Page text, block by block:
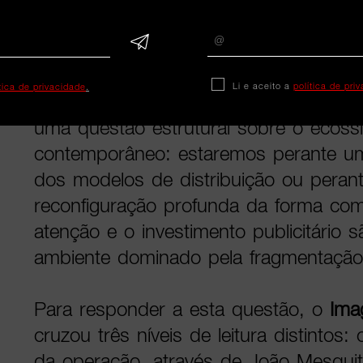
da narrativa editorial.
uma questão estrutural sobre o
contemporâneo: estaremos perante
dos modelos de distribuição ou
reconfiguração profunda da forma
atenção e o investimento publicitário
ambiente dominado pela
Para responder a esta questão, o
cruzou três níveis de leitura distintos:
de privacidade. Li e aceito a política de